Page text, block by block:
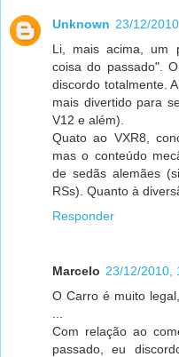
Unknown 23/12/
Li, mais acima, um
coisa do passado".
discordo totalmente.
mais divertido para
V12 e além).
Quato ao VXR8,
mas o conteúdo
de sedãs alemães
RSs). Quanto à
Responder
Marcelo 23/12/2010,
O Carro é muito
Com relação ao
passado, eu